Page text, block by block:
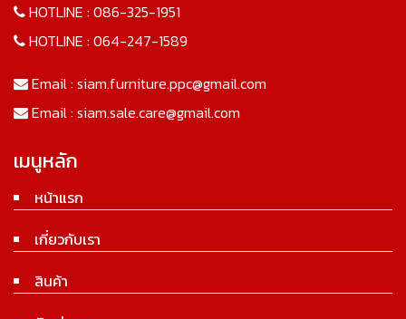
HOTLINE : 086-325-1951
HOTLINE : 064-247-1589
Email : siam.furniture.ppc@gmail.com
Email : siam.sale.care@gmail.com
เมนูหลัก
หน้าแรก
เกี่ยวกับเรา
สินค้า